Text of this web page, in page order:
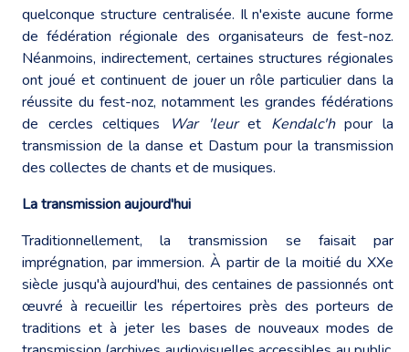
quelconque structure centralisée. Il n'existe aucune forme
de fédération régionale des organisateurs de fest-noz.
Néanmoins, indirectement, certaines structures régionales
ont joué et continuent de jouer un rôle particulier dans la
réussite du fest-noz, notamment les grandes fédérations
de cercles celtiques
War 'leuret Kendalc'hpour la
transmission de la danse et Dastum pour la transmission
des collectes de chants et de musiques.
La transmission aujourd'hui
Traditionnellement, la transmission se faisait par
imprégnation, par immersion. À partir de la moitié du XXe
siècle jusqu'à aujourd'hui, des centaines de passionnés ont
œuvré à recueillir les répertoires près des porteurs de
traditions et à jeter les bases de nouveaux modes de